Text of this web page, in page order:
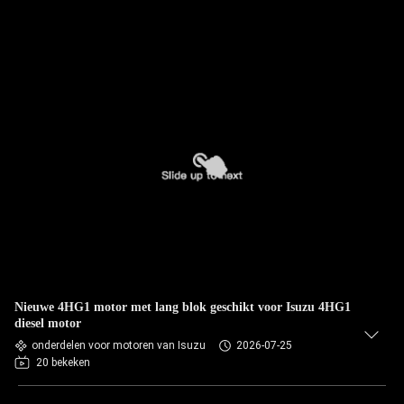
Nieuwe 4HG1 motor met lang blok geschikt voor Isuzu 4HG1
diesel motor
onderdelen voor motoren van Isuzu
2026-07-25
20 bekeken